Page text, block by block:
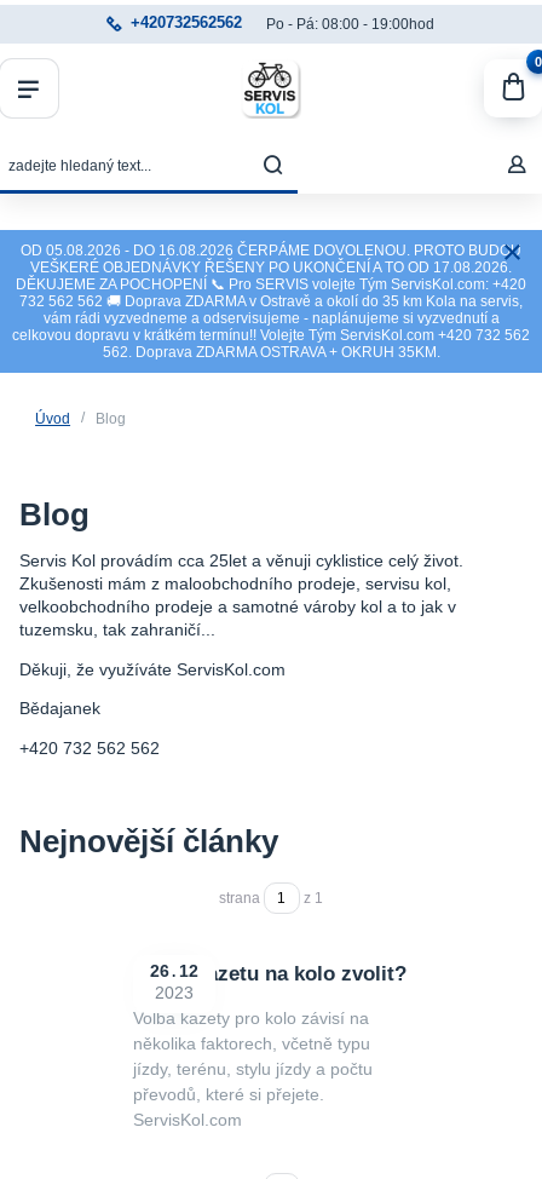
OD 05.08.2026 - DO 16.08.2026 ČERPÁME DOVOLENOU. PROTO BUDOU
VEŠKERÉ OBJEDNÁVKY ŘEŠENY PO UKONČENÍ A TO OD 17.08.2026.
DĚKUJEME ZA POCHOPENÍ 📞 Pro SERVIS volejte Tým ServisKol.com: +420
732 562 562 🚚 Doprava ZDARMA v Ostravě a okolí do 35 km Kola na servis,
vám rádi vyzvedneme a odservisujeme - naplánujeme si vyzvednutí a
celkovou dopravu v krátkém termínu!! Volejte Tým ServisKol.com +420 732 562
562. Doprava ZDARMA OSTRAVA + OKRUH 35KM.
+420732562562 Po - Pá: 08:00 - 19:00hod
0
Úvod Blog
Blog
Servis Kol provádím cca 25let a věnuji cyklistice celý život.
Zkušenosti mám z maloobchodního prodeje, servisu kol,
velkoobchodního prodeje a samotné vároby kol a to jak v
tuzemsku, tak zahraničí...
Děkuji, že využíváte ServisKol.com
Bědajanek
+420 732 562 562
Nejnovější články
strana z 1
Jakou kazetu na kolo zvolit?
26
12
2023
Volba kazety pro kolo závisí na
několika faktorech, včetně typu
jízdy, terénu, stylu jízdy a počtu
převodů, které si přejete.
ServisKol.com